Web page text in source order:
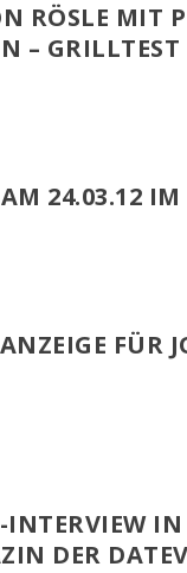
RÖSLE MIT
–
24.03.12
FÜR
DER DATEV